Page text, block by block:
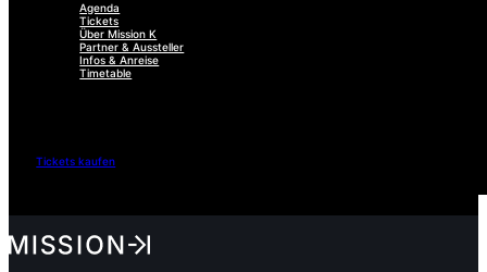
Agenda
Tickets
Über Mission K
Partner & Aussteller
Infos & Anreise
Timetable
Tickets kaufen